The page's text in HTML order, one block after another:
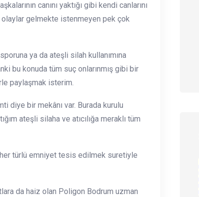
canını yaktığı gibi kendi canlarını
olaylar gelmekte istenmeyen pek çok
ya da ateşli silah kullanımına
bu konuda tüm suç onlarınmış gibi bir
paylaşmak isterim.
diye bir mekânı var. Burada kurulu
ateşli silaha ve atıcılığa meraklı tüm
türlü emniyet tesis edilmek suretiyle
da haiz olan Poligon Bodrum uzman